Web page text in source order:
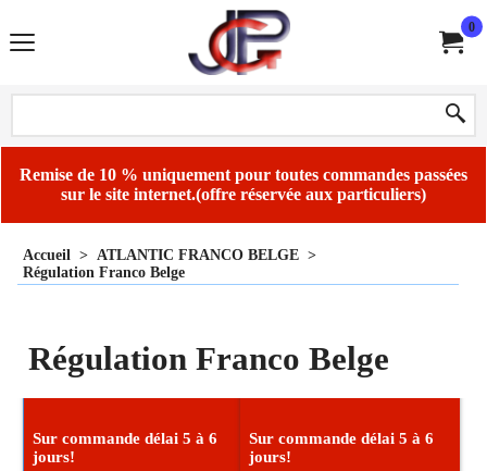
0
Remise de 10 % uniquement pour toutes commandes passées
sur le site internet.(offre réservée aux particuliers)
Accueil > ATLANTIC FRANCO BELGE >
Régulation Franco Belge
Régulation Franco Belge
Sur commande délai 5 à 6
jours!
Sur commande délai 5 à 6
jours!